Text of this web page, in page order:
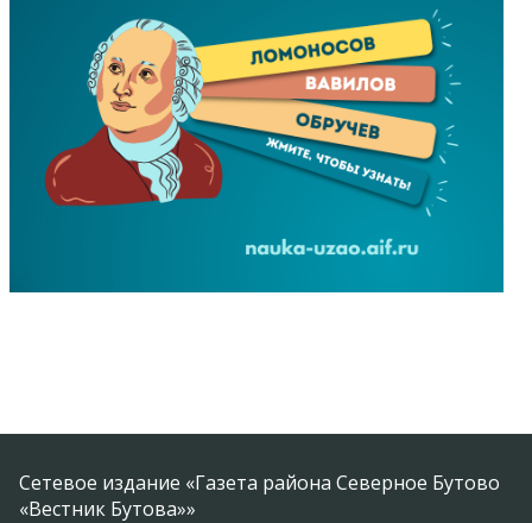
Сетевое издание «Газета района Северное Бутово
«Вестник Бутова»»